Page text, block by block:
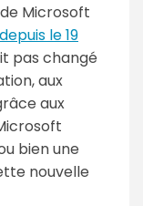
Microsoft
le 19
pas changé
aux
aux
bien une
nouvelle